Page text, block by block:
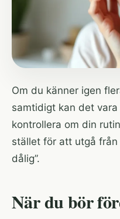
Om du känner igen
samtidigt kan det
kontrollera om din
stället för att utgå
dålig”.
När du bör